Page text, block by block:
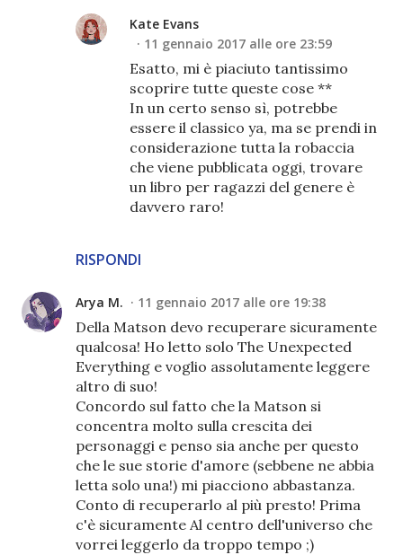
RISPONDI
Kate Evans
11 gennaio 2017 alle ore 23:59
Esatto, mi è piaciuto tantissimo
scoprire tutte queste cose **
In un certo senso sì, potrebbe
essere il classico ya, ma se prendi in
considerazione tutta la robaccia
che viene pubblicata oggi, trovare
un libro per ragazzi del genere è
davvero raro!
Arya M. 11 gennaio 2017 alle ore 19:38
Della Matson devo recuperare sicuramente
qualcosa! Ho letto solo The Unexpected
Everything e voglio assolutamente leggere
altro di suo!
Concordo sul fatto che la Matson si
concentra molto sulla crescita dei
personaggi e penso sia anche per questo
che le sue storie d'amore (sebbene ne abbia
letta solo una!) mi piacciono abbastanza.
Conto di recuperarlo al più presto! Prima
c'è sicuramente Al centro dell'universo che
vorrei leggerlo da troppo tempo ;)